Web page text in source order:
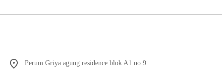
Perum Griya agung residence blok A1 no.9